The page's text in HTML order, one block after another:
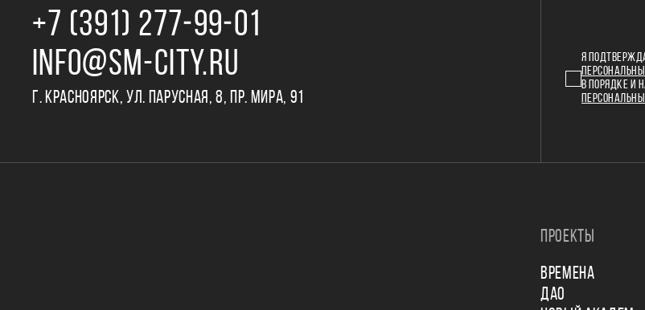
+7 (391) 277‒99‒01
INFO@SM-CITY.RU
Г. КРАСНОЯРСК, УЛ. ПАРУСНАЯ, 8, ПР. МИРА, 91
Я
В ПОРЯДКЕ И
ПРОЕКТЫ
ВРЕМЕНА
ДАО